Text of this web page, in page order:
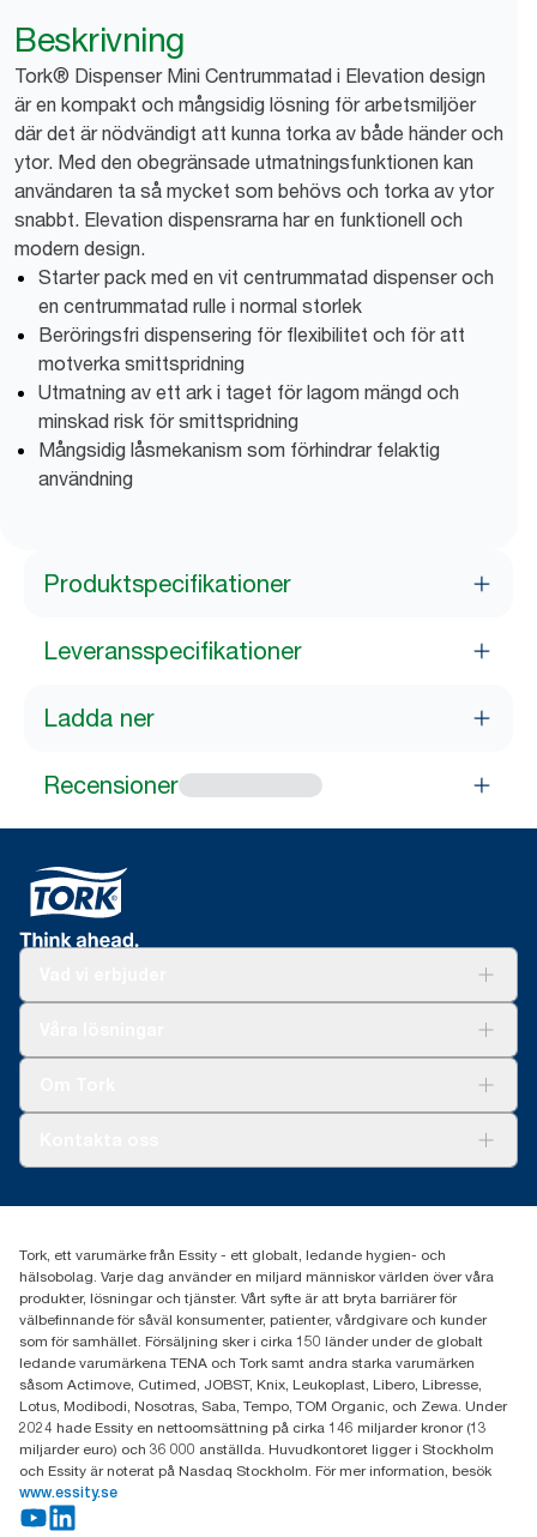
Beskrivning
Tork® Dispenser Mini Centrummatad i Elevation design
är en kompakt och mångsidig lösning för arbetsmiljöer
där det är nödvändigt att kunna torka av både händer och
ytor. Med den obegränsade utmatningsfunktionen kan
användaren ta så mycket som behövs och torka av ytor
snabbt. Elevation dispensrarna har en funktionell och
modern design.
Starter pack med en vit centrummatad dispenser och
en centrummatad rulle i normal storlek
Beröringsfri dispensering för flexibilitet och för att
motverka smittspridning
Utmatning av ett ark i taget för lagom mängd och
minskad risk för smittspridning
Mångsidig låsmekanism som förhindrar felaktig
användning
Produktspecifikationer
Leveransspecifikationer
Ladda ner
Recensioner
031-746 17 00
Tork, ett varumärke från Essity - ett globalt, ledande hygien- och
hälsobolag. Varje dag använder en miljard människor världen över våra
produkter, lösningar och tjänster. Vårt syfte är att bryta barriärer för
välbefinnande för såväl konsumenter, patienter, vårdgivare och kunder
som för samhället. Försäljning sker i cirka 150 länder under de globalt
ledande varumärkena TENA och Tork samt andra starka varumärken
såsom Actimove, Cutimed, JOBST, Knix, Leukoplast, Libero, Libresse,
Lotus, Modibodi, Nosotras, Saba, Tempo, TOM Organic, och Zewa. Under
2024 hade Essity en nettoomsättning på cirka 146 miljarder kronor (13
miljarder euro) och 36 000 anställda. Huvudkontoret ligger i Stockholm
och Essity är noterat på Nasdaq Stockholm. För mer information, besök
www.essity.se